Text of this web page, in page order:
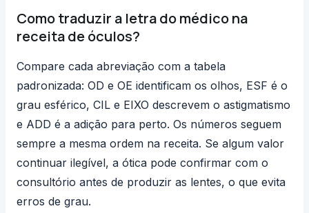
Como traduzir a letra do médico na
receita de óculos?
Compare cada abreviação com a tabela
padronizada: OD e OE identificam os olhos, ESF é o
grau esférico, CIL e EIXO descrevem o astigmatismo
e ADD é a adição para perto. Os números seguem
sempre a mesma ordem na receita. Se algum valor
continuar ilegível, a ótica pode confirmar com o
consultório antes de produzir as lentes, o que evita
erros de grau.